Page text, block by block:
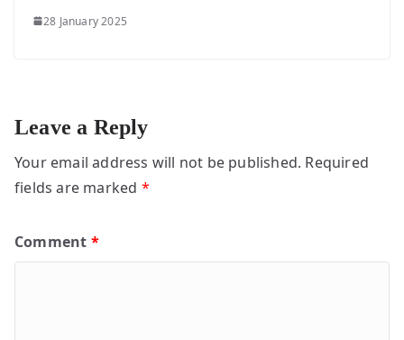
28 January 2025
Leave a Reply
Your email address will not be published. Required
fields are marked *
Comment *